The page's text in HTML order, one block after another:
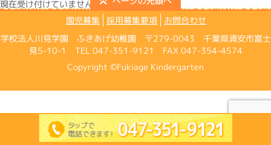
現在受け付けていません。
園児募集
採用募集要項
お問合わせ
学校法人川見学園 ふきあげ幼稚園 〒279-0043 千葉県浦安市富士
見5-10-1 TEL 047-351-9121 FAX 047-354-4574
Copyright ©Fukiage Kindergarten